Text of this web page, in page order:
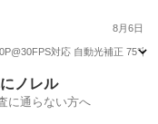
8月6日
対応 自動光補正 75°視
カメラ
ノレル
に通らない方へ